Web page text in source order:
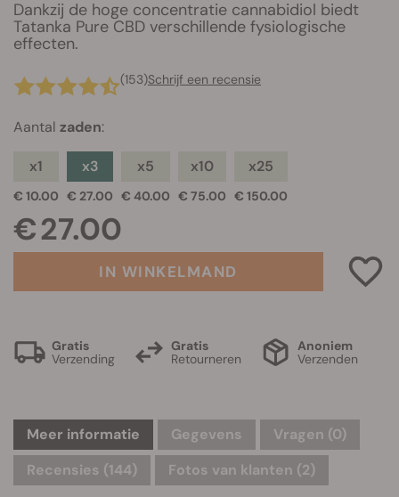
Dankzij de hoge concentratie cannabidiol biedt
Tatanka Pure CBD verschillende fysiologische
effecten.
(153)Schrijf een recensie
Aantal zaden:
x1
€ 10.00
x3
€ 27.00
x5
€ 40.00
x10
€ 75.00
x25
€ 150.00
€ 27.00
IN WINKELMAND
Gratis
Verzending
Gratis
Retourneren
Anoniem
Verzenden
Meer informatie Gegevens Vragen (0)
Recensies (144)
Fotos van klanten (2)